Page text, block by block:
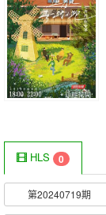
HLS 0
第20240719期